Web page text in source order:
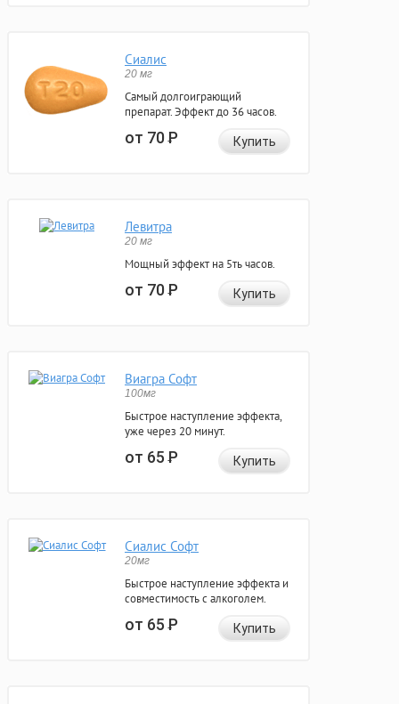
Сиалис
20 мг
Самый долгоиграющий
препарат. Эффект до 36 часов.
от 70Р Купить
Левитра
20 мг
Мощный эффект на 5ть часов.
от 70Р Купить
Виагра Софт
100мг
Быстрое наступление эффекта,
уже через 20 минут.
от 65Р Купить
Сиалис Софт
20мг
Быстрое наступление эффекта и
совместимость с алкоголем.
от 65Р Купить